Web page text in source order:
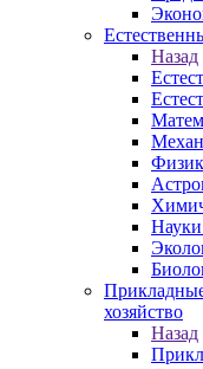
Назад
хозяйство
Назад